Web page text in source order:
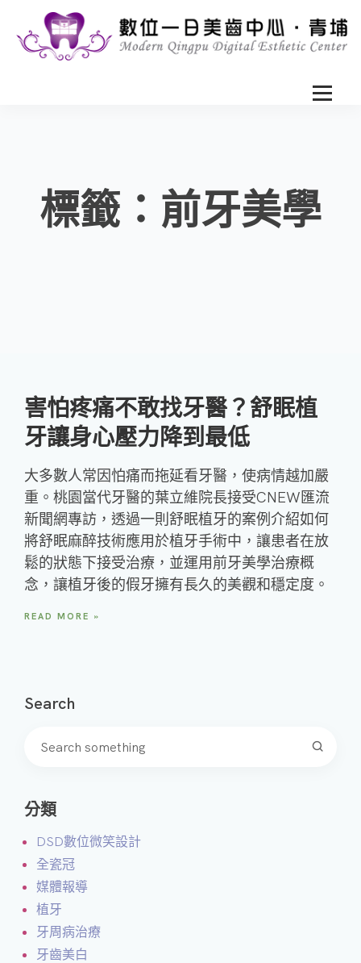
標籤：前牙美學
害怕疼痛不敢找牙醫？舒眠植
牙讓身心壓力降到最低
大多數人常因怕痛而拖延看牙醫，使病情越加嚴
重。桃園當代牙醫的葉立維院長接受CNEW匯流
新聞網專訪，透過一則舒眠植牙的案例介紹如何
將舒眠麻醉技術應用於植牙手術中，讓患者在放
鬆的狀態下接受治療，並運用前牙美學治療概
念，讓植牙後的假牙擁有長久的美觀和穩定度。
READ MORE »
Search
分類
DSD數位微笑設計
全瓷冠
媒體報導
植牙
牙周病治療
牙齒美白